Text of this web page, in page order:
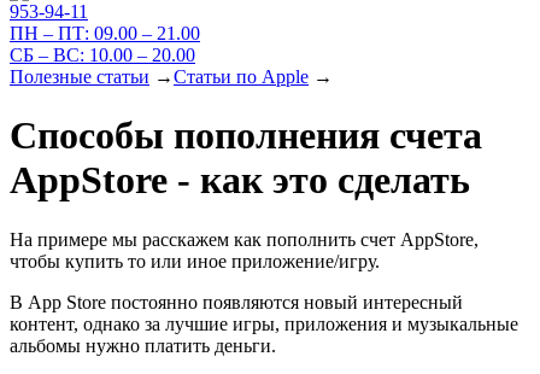
953-94-11
ПН – ПТ: 09.00 – 21.00
СБ – ВС: 10.00 – 20.00
Полезные статьи →Статьи по Apple →
Способы пополнения счета
AppStore - как это сделать
На примере мы расскажем как пополнить счет AppStore,
чтобы купить то или иное приложение/игру.
В App Store постоянно появляются новый интересный
контент, однако за лучшие игры, приложения и музыкальные
альбомы нужно платить деньги.